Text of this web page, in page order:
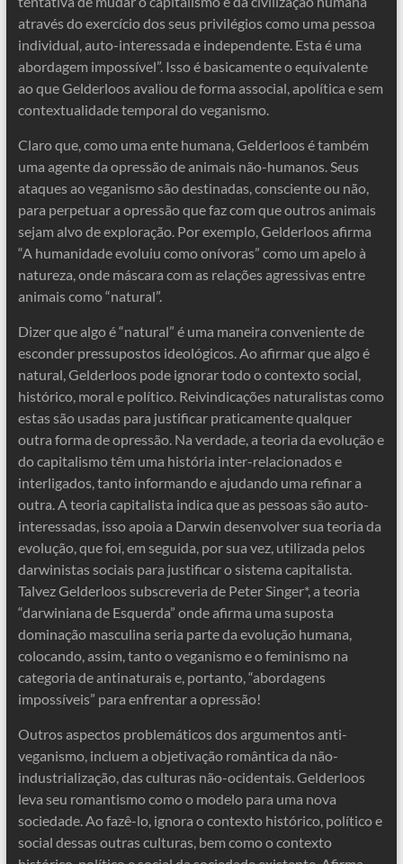
através do exercício dos seus privilégios como uma pessoa
individual, auto-interessada e independente. Esta é uma
abordagem impossível”. Isso é basicamente o equivalente
ao que Gelderloos avaliou de forma associal, apolítica e sem
contextualidade temporal do veganismo.
Claro que, como uma ente humana, Gelderloos é também
uma agente da opressão de animais não-humanos. Seus
ataques ao veganismo são destinadas, consciente ou não,
para perpetuar a opressão que faz com que outros animais
sejam alvo de exploração. Por exemplo, Gelderloos afirma
“A humanidade evoluiu como onívoras” como um apelo à
natureza, onde máscara com as relações agressivas entre
animais como “natural”.
Dizer que algo é “natural” é uma maneira conveniente de
esconder pressupostos ideológicos. Ao afirmar que algo é
natural, Gelderloos pode ignorar todo o contexto social,
histórico, moral e político. Reivindicações naturalistas como
estas são usadas para justificar praticamente qualquer
outra forma de opressão. Na verdade, a teoria da evolução e
do capitalismo têm uma história inter-relacionados e
interligados, tanto informando e ajudando uma refinar a
outra. A teoria capitalista indica que as pessoas são auto-
interessadas, isso apoia a Darwin desenvolver sua teoria da
evolução, que foi, em seguida, por sua vez, utilizada pelos
darwinistas sociais para justificar o sistema capitalista.
Talvez Gelderloos subscreveria de Peter Singer*, a teoria
“darwiniana de Esquerda” onde afirma uma suposta
dominação masculina seria parte da evolução humana,
colocando, assim, tanto o veganismo e o feminismo na
categoria de antinaturais e, portanto, “abordagens
impossíveis” para enfrentar a opressão!
Outros aspectos problemáticos dos argumentos anti-
veganismo, incluem a objetivação romântica da não-
industrialização, das culturas não-ocidentais. Gelderloos
leva seu romantismo como o modelo para uma nova
sociedade. Ao fazê-lo, ignora o contexto histórico, político e
social dessas outras culturas, bem como o contexto